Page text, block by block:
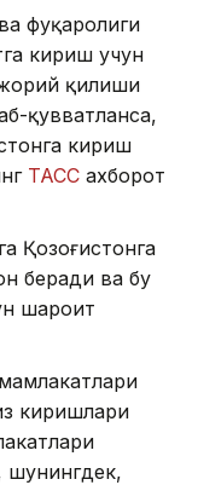
фуқаролиги
кириш учун
қилиши
қувватланса,
кириш
ТАСС ахборот
Қозоғистонга
беради ва бу
шароит
киришлари
шунингдек,